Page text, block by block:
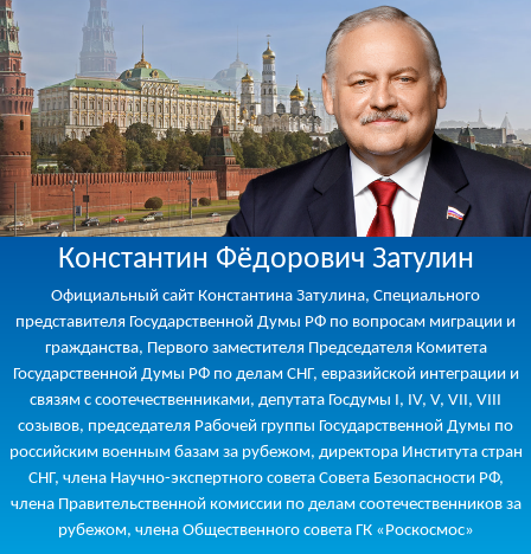
Константин Фёдорович Затулин
Официальный сайт Константина Затулина, Специального
представителя Государственной Думы РФ по вопросам миграции и
гражданства, Первого заместителя Председателя Комитета
Государственной Думы РФ по делам СНГ, евразийской интеграции и
связям с соотечественниками, депутата Госдумы I, IV, V, VII, VIII
созывов, председателя Рабочей группы Государственной Думы по
российским военным базам за рубежом, директора Института стран
СНГ, члена Научно-экспертного совета Совета Безопасности РФ,
члена Правительственной комиссии по делам соотечественников за
рубежом, члена Общественного совета ГК «Роскосмос»